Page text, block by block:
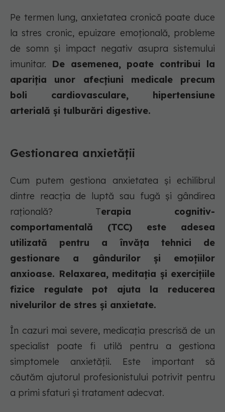
Pe termen lung, anxietatea cronică poate duce
la stres cronic, epuizare emoțională, probleme
de somn și impact negativ asupra sistemului
imunitar. De asemenea, poate contribui la
apariția unor afecțiuni medicale precum
boli cardiovasculare, hipertensiune
arterială și tulburări digestive.
Gestionarea anxietății
Cum putem gestiona anxietatea și echilibrul
dintre reacția de luptă sau fugă și gândirea
rațională? Terapia cognitiv-
comportamentală (TCC) este adesea
utilizată pentru a învăța tehnici de
gestionare a gândurilor și emoțiilor
anxioase. Relaxarea, meditația și exercițiile
fizice regulate pot ajuta la reducerea
nivelurilor de stres și anxietate.
În cazuri mai severe, medicația prescrisă de un
specialist poate fi utilă pentru a gestiona
simptomele anxietății. Este important să
căutăm ajutorul profesionistului potrivit pentru
a primi sfaturi și tratament adecvat.